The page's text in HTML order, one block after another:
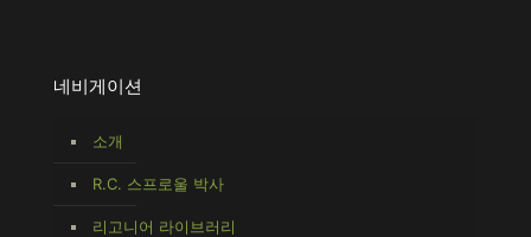
네비게이션
소개
R.C. 스프로울 박사
리고니어 라이브러리